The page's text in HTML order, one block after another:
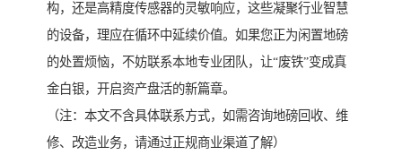
构，还是高精度传感器的灵敏响应，这些凝聚行业智慧
的设备，理应在循环中延续价值。如果您正为闲置地磅
的处置烦恼，不妨联系本地专业团队，让“废铁”变成真
金白银，开启资产盘活的新篇章。
（注：本文不含具体联系方式，如需咨询地磅回收、维
修、改造业务，请通过正规商业渠道了解）